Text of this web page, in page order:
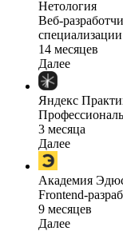
Нетология
Веб-
специализации
14 месяцев
Далее
Яндекс
3 месяца
Далее
Академия
Frontend-
9 месяцев
Далее